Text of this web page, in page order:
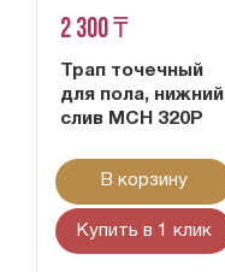
2 300 ₸
Трап точечный
для пола, нижний
слив MCH 320P
В корзину
Купить в 1 клик